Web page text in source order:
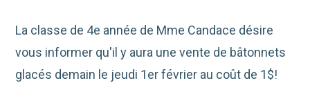
La classe de 4e année de Mme Candace désire
vous informer qu'il y aura une vente de bâtonnets
glacés demain le jeudi 1er février au coût de 1$!